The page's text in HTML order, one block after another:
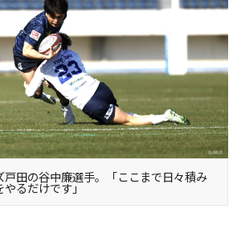
戸田の谷中廉選手。「ここまで日々積み
やるだけです」